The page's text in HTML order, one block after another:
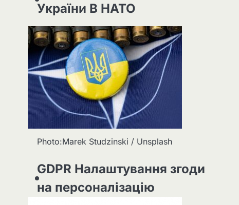
України В НАТО
Photo:Marek Studzinski / Unsplash
GDPR Налаштування згоди
на персоналізацію